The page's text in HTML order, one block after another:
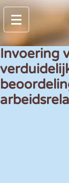
Invoering